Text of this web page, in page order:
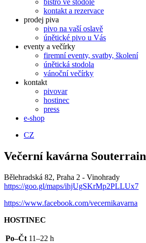
bistro ve stodole
kontakt a rezervace
prodej piva
pivo na vaší oslavě
únětické pivo u Vás
eventy a večírky
firemní eventy, svatby, školení
únětická stodola
vánoční večírky
kontakt
pivovar
hostinec
press
e-shop
CZ
Večerní kavárna Souterrain
Bělehradská 82, Praha 2 - Vinohrady
https://goo.gl/maps/ihjUgSKrMp2PLLUx7
https://www.facebook.com/vecernikavarna
HOSTINEC
Po–Čt 11–22 h